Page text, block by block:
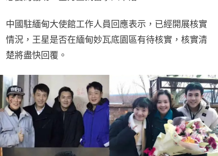
中國駐緬甸大使館工作人員回應表示，已經開展核實
情況，王星是否在緬甸妙瓦底園區有待核實，核實清
楚將盡快回覆。